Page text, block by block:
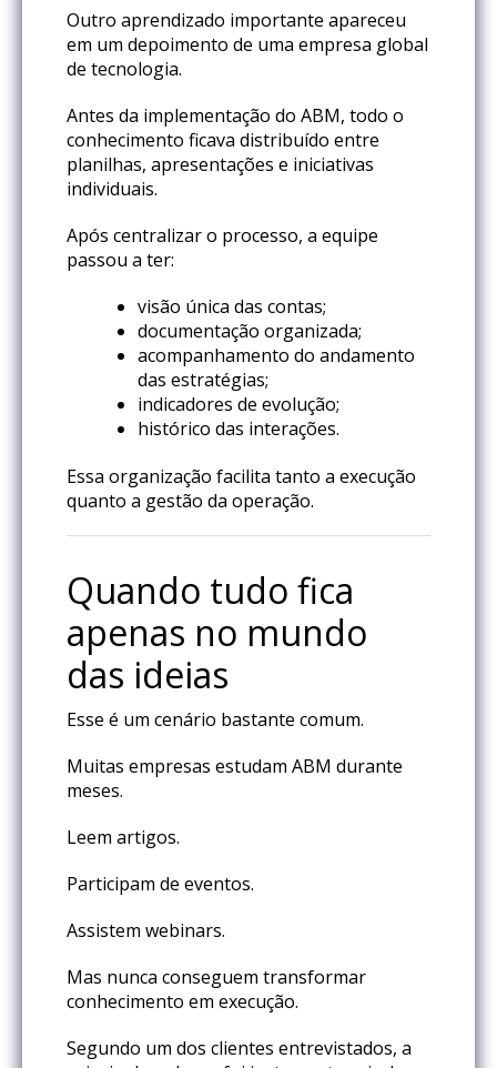
Outro aprendizado importante apareceu
em um depoimento de uma empresa global
de tecnologia.
Antes da implementação do ABM, todo o
conhecimento ficava distribuído entre
planilhas, apresentações e iniciativas
individuais.
Após centralizar o processo, a equipe
passou a ter:
visão única das contas;
documentação organizada;
acompanhamento do andamento
das estratégias;
indicadores de evolução;
histórico das interações.
Essa organização facilita tanto a execução
quanto a gestão da operação.
Quando tudo fica
apenas no mundo
das ideias
Esse é um cenário bastante comum.
Muitas empresas estudam ABM durante
meses.
Leem artigos.
Participam de eventos.
Assistem webinars.
Mas nunca conseguem transformar
conhecimento em execução.
Segundo um dos clientes entrevistados, a